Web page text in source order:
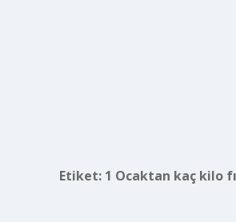
Etiket: 1 Ocaktan kaç kilo